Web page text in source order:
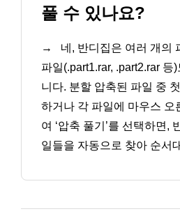
풀 수 있나요?
→
네, 반디집은 여러 개의
파일(.part1.rar, .part2.rar 등
니다. 분할 압축된 파일 중
하거나 각 파일에 마우스 오
여 ‘압축 풀기’를 선택하면,
일들을 자동으로 찾아 순서